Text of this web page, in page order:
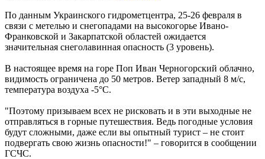
По данным Украинского гидрометцентра, 25-26 февраля в
связи с метелью и снегопадами на высокогорье Ивано-
Франковской и Закарпатской областей ожидается
значительная снеголавинная опасность (3 уровень).
В настоящее время на горе Поп Иван Черногорский облачно,
видимость ограничена до 50 метров. Ветер западный 8 м/с,
температура воздуха -5°С.
"Поэтому призываем всех не рисковать и в эти выходные не
отправляться в горные путешествия. Ведь погодные условия
будут сложными, даже если вы опытный турист – не стоит
подвергать свою жизнь опасности!" – говорится в сообщении
ГСЧС.